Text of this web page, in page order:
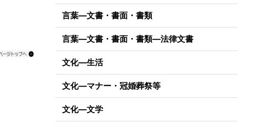
言葉―文書・書面・書類
言葉―文書・書面・書類―法律文書
文化―生活
文化―マナー・冠婚葬祭等
文化―文学